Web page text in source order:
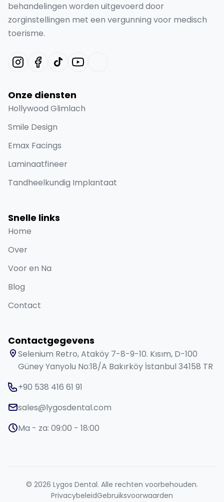
behandelingen worden uitgevoerd door
zorginstellingen met een vergunning voor medisch
toerisme.
Onze diensten
Hollywood Glimlach
Smile Design
Emax Facings
Laminaatfineer
Tandheelkundig Implantaat
Snelle links
Home
Over
Voor en Na
Blog
Contact
Contactgegevens
Selenium Retro, Ataköy 7-8-9-10. Kısım, D-100
Güney Yanyolu No:18/A Bakırköy İstanbul 34158 TR
+90 538 416 61 91
sales@lygosdental.com
Ma - za: 09:00 - 18:00
© 2026 Lygos Dental. Alle rechten voorbehouden.
PrivacybeleidGebruiksvoorwaarden